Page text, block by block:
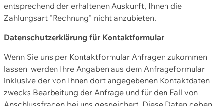
entsprechend der erhaltenen Auskunft, Ihnen die
Zahlungsart "Rechnung" nicht anzubieten.
Datenschutzerklärung für Kontaktformular
Wenn Sie uns per Kontaktformular Anfragen zukommen
lassen, werden Ihre Angaben aus dem Anfrageformular
inklusive der von Ihnen dort angegebenen Kontaktdaten
zwecks Bearbeitung der Anfrage und für den Fall von